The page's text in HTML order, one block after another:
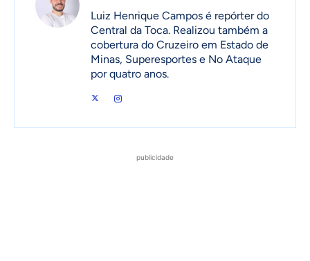
Luiz Henrique Campos é repórter do
Central da Toca. Realizou também a
cobertura do Cruzeiro em Estado de
Minas, Superesportes e No Ataque
por quatro anos.
publicidade